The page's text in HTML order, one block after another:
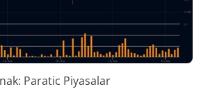
Paratic Piyasalar